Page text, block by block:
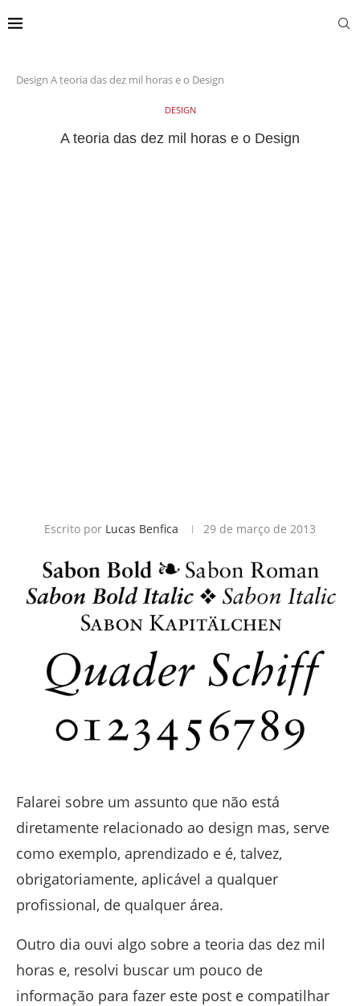
Design A teoria das dez mil horas e o Design
DESIGN
A teoria das dez mil horas e o Design
Escrito por Lucas Benfica 29 de março de 2013
Falarei sobre um assunto que não está
diretamente relacionado ao design mas, serve
como exemplo, aprendizado e é, talvez,
obrigatoriamente, aplicável a qualquer
profissional, de qualquer área.
Outro dia ouvi algo sobre a teoria das dez mil
horas e, resolvi buscar um pouco de
informação para fazer este post e compatilhar